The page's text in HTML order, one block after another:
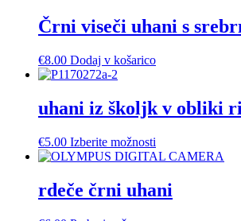
več
različic.
lahko
strani
izdelka
Črni viseči uhani s
€8.00 Dodaj v košarico
uhani iz školjk v obliki
€5.00 Izberite možnosti
izdelek
več
različic.
rdeče črni uhani